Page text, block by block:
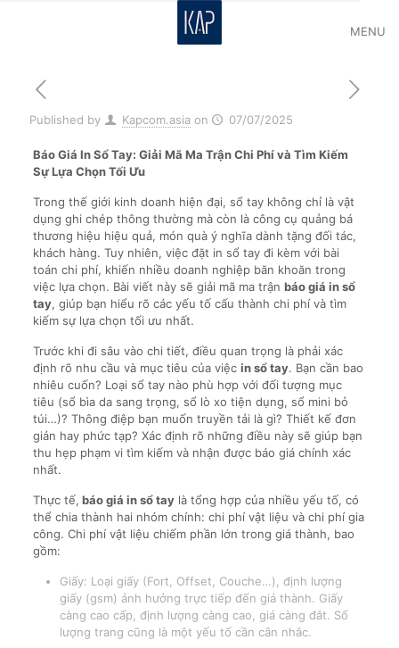
MENU
Published by Kapcom.asia on 07/07/2025
Báo Giá In Sổ Tay: Giải Mã Ma Trận Chi Phí và Tìm Kiếm
Sự Lựa Chọn Tối Ưu
Trong thế giới kinh doanh hiện đại, sổ tay không chỉ là vật
dụng ghi chép thông thường mà còn là công cụ quảng bá
thương hiệu hiệu quả, món quà ý nghĩa dành tặng đối tác,
khách hàng. Tuy nhiên, việc đặt in sổ tay đi kèm với bài
toán chi phí, khiến nhiều doanh nghiệp băn khoăn trong
việc lựa chọn. Bài viết này sẽ giải mã ma trận báo giá in sổ
tay, giúp bạn hiểu rõ các yếu tố cấu thành chi phí và tìm
kiếm sự lựa chọn tối ưu nhất.
Trước khi đi sâu vào chi tiết, điều quan trọng là phải xác
định rõ nhu cầu và mục tiêu của việc in sổ tay. Bạn cần bao
nhiêu cuốn? Loại sổ tay nào phù hợp với đối tượng mục
tiêu (sổ bìa da sang trọng, sổ lò xo tiện dụng, sổ mini bỏ
túi…)? Thông điệp bạn muốn truyền tải là gì? Thiết kế đơn
giản hay phức tạp? Xác định rõ những điều này sẽ giúp bạn
thu hẹp phạm vi tìm kiếm và nhận được báo giá chính xác
nhất.
Thực tế, báo giá in sổ taylà tổng hợp của nhiều yếu tố, có
thể chia thành hai nhóm chính: chi phí vật liệu và chi phí gia
công. Chi phí vật liệu chiếm phần lớn trong giá thành, bao
gồm:
Giấy: Loại giấy (Fort, Offset, Couche…), định lượng
giấy (gsm) ảnh hưởng trực tiếp đến giá thành. Giấy
càng cao cấp, định lượng càng cao, giá càng đắt. Số
lượng trang cũng là một yếu tố cần cân nhắc.